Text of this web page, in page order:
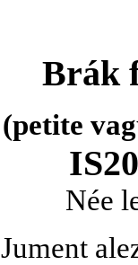
Brák
(petite
Née
Jument